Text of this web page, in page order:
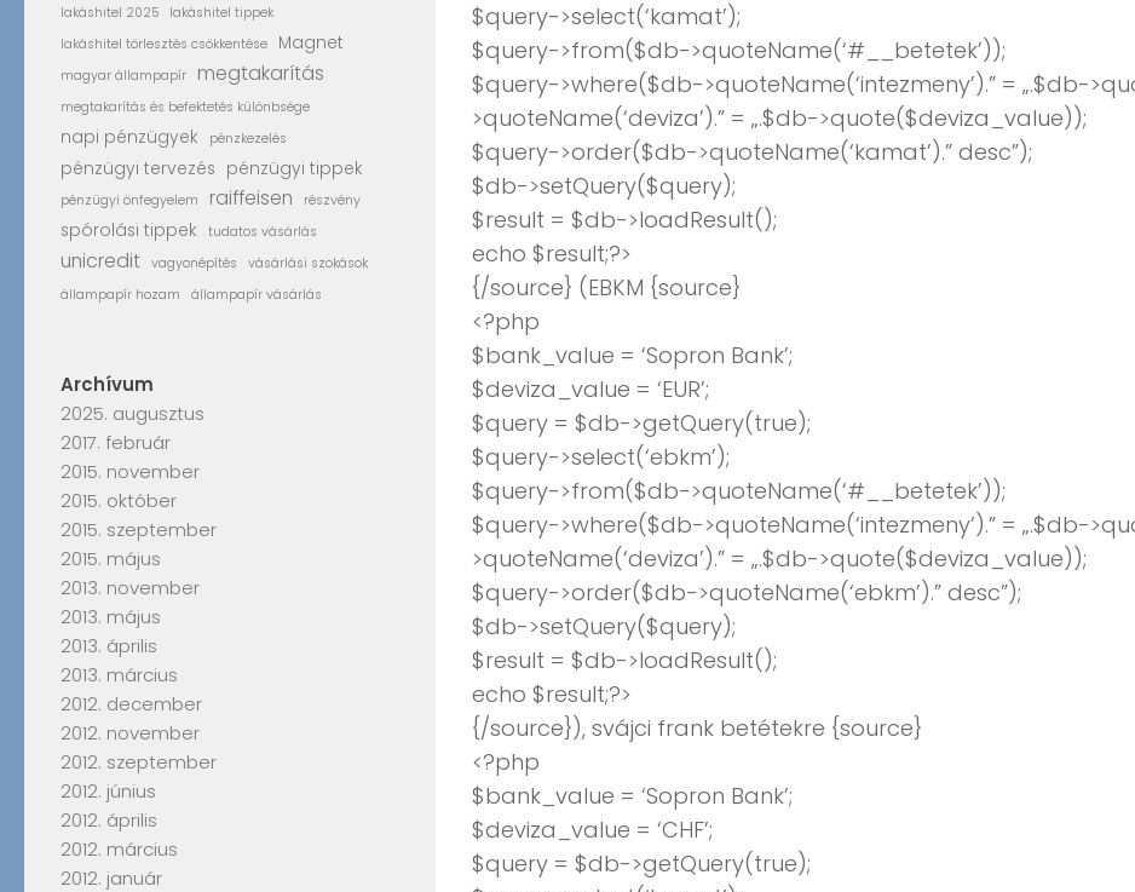
$query->select(‘kamat’);
$query->from($db->quoteName(‘#__betetek’));
$query->where($db->quoteName(‘intezmeny’).” = „.$db-
>quoteName(‘deviza’).” = „.$db->quote($deviza_value));
$query->order($db->quoteName(‘kamat’).” desc”);
$db->setQuery($query);
$result = $db->loadResult();
echo $result;?>
{/source} (EBKM {source}
<?php
$bank_value = ‘Sopron Bank’;
$deviza_value = ‘EUR’;
$query = $db->getQuery(true);
$query->select(‘ebkm’);
$query->from($db->quoteName(‘#__betetek’));
$query->where($db->quoteName(‘intezmeny’).” = „.$db-
>quoteName(‘deviza’).” = „.$db->quote($deviza_value));
$query->order($db->quoteName(‘ebkm’).” desc”);
$db->setQuery($query);
$result = $db->loadResult();
echo $result;?>
{/source}), svájci frank betétekre {source}
<?php
$bank_value = ‘Sopron Bank’;
$deviza_value = ‘CHF’;
$query = $db->getQuery(true);
lakáshitel 2025
lakáshitel tippek
lakáshitel törlesztés csökkentése
Magnet
magyar állampapír megtakarítás
megtakarítás és befektetés különbsége
napi pénzügyek pénzkezelés
pénzügyi tervezés pénzügyi tippek
pénzügyi önfegyelem raiffeisen részvény
spórolási tippek tudatos vásárlás
unicredit vagyonépítés
vásárlási szokások
állampapír hozam
állampapír vásárlás
Archívum
2025. augusztus
2017. február
2015. november
2015. október
2015. szeptember
2015. május
2013. november
2013. május
2013. április
2013. március
2012. december
2012. november
2012. szeptember
2012. június
2012. április
2012. március
2012. január